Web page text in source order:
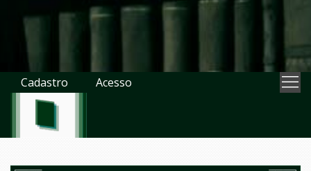
Cadastro Acesso